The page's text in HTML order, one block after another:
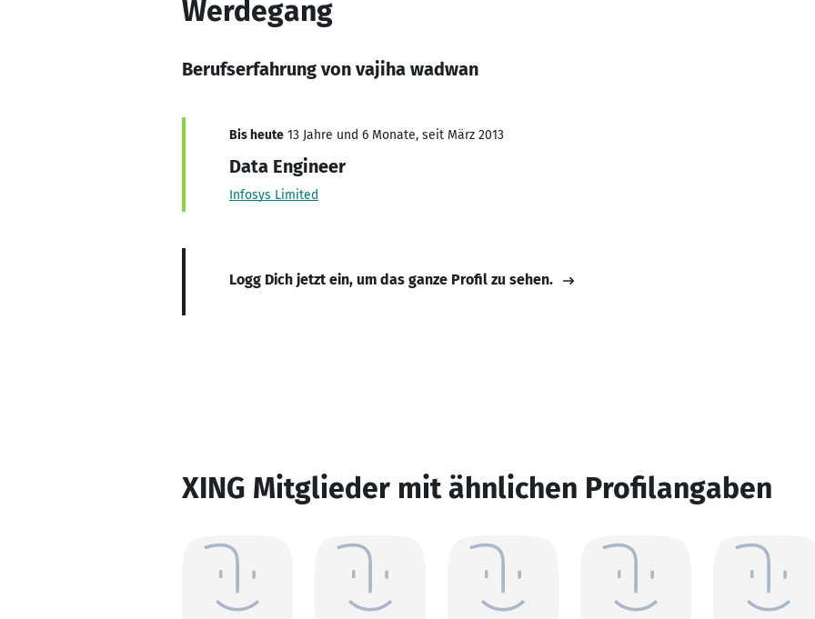
Werdegang
Berufserfahrung von vajiha wadwan
Bis heute 13 Jahre und 6 Monate, seit März 2013
Data Engineer
Infosys Limited
Logg Dich jetzt ein, um das ganze Profil zu sehen.
XING Mitglieder mit ähnlichen Profilangaben